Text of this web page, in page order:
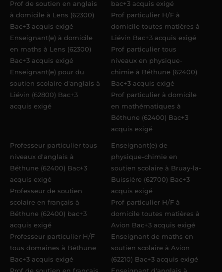
Prof de soutien en anglais
à domicile à Lens (62300)
Bac+3 acquis exigé
Enseignant(e) à domicile
en maths à Lens (62300)
Bac+3 acquis exigé
Enseignant(e) pour du
soutien scolaire d'anglais à
Liévin (62800) Bac+3
acquis exigé
bac+3 acquis exigé
Prof particulier H/F à
domicile toutes matières à
Liévin Bac+3 acquis exigé
Prof particulier tous
niveaux en physique-
chimie à Béthune (62400)
Bac+3 acquis exigé
Prof particulier à domicile
en mathématiques à
Béthune (62400) Bac+3
acquis exigé
Professeur particulier tous
niveaux d'anglais à
Béthune (62400) Bac+3
acquis exigé
Professeur de soutien
scolaire en français à
Béthune (62400) bac+3
acquis exigé
Professeur particulier H/F
tous domaines à Béthune
Bac+3 acquis exigé
Enseignant(e) de
physique-chimie en
soutien scolaire à Bruay-la-
Buissière (62700) Bac+3
acquis exigé
Prof particulier H/F à
domicile toutes matières à
Avion Bac+3 acquis exigé
Enseignant de maths en
soutien scolaire à Avion
(62210) Bac+3 acquis exigé